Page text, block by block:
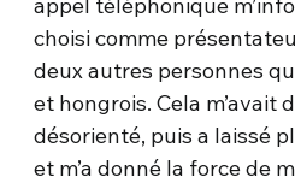
choisi comme
deux autres personnes
et hongrois. Cela m’avait
désorienté, puis a laissé
et m’a donné la force de